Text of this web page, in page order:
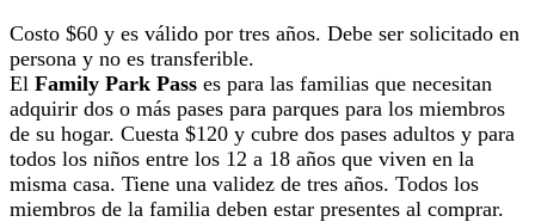
Costo $60 y es válido por tres años. Debe ser solicitado en
persona y no es transferible.
El Family Park Pass es para las familias que necesitan
adquirir dos o más pases para parques para los miembros
de su hogar. Cuesta $120 y cubre dos pases adultos y para
todos los niños entre los 12 a 18 años que viven en la
misma casa. Tiene una validez de tres años. Todos los
miembros de la familia deben estar presentes al comprar.